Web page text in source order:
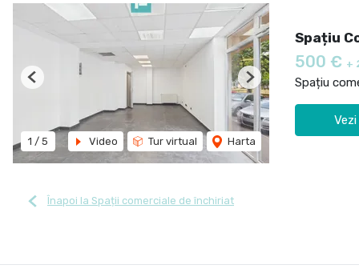
1 / 5 Video Tur virtual Harta
Previous Next
Spațiu
500 € +
Spațiu
Înapoi la Spații comerciale de închiriat